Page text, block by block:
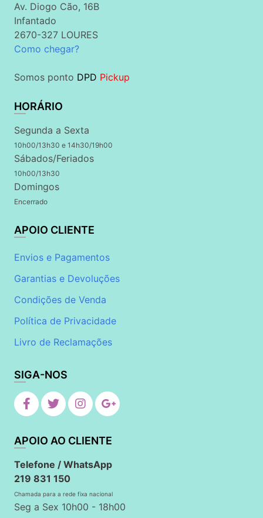
Av. Diogo Cão, 16B
Infantado
2670-327 LOURES
Como chegar?
Somos ponto DPD Pickup
HORÁRIO
Segunda a Sexta
10h00/13h30 e 14h30/19h00
Sábados/Feriados
10h00/13h30
Domingos
Encerrado
APOIO CLIENTE
Envios e Pagamentos
Garantias e Devoluções
Condições de Venda
Política de Privacidade
Livro de Reclamações
SIGA-NOS
APOIO AO CLIENTE
Telefone / WhatsApp
219 831 150
Chamada para a rede fixa nacional
Seg a Sex 10h00 - 18h00